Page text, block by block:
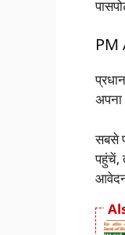
PM
सबसे
पहुंचें,